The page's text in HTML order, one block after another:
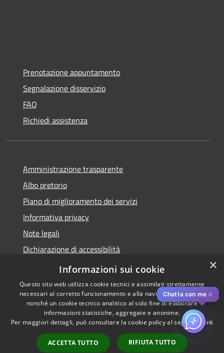
Prenotazione appuntamento
Segnalazione disservizio
FAQ
Richiedi assistenza
Amministrazione trasparente
Albo pretorio
Piano di miglioramento dei servizi
Informativa privacy
Note legali
Dichiarazione di accessibilità
Obiettivi di accessibilità per l'anno 2025
Accessibilità
Copyright © 2026 • Comune di
Rozzano • Powered by
Municipium•
Accesso
Chatta con me ✕
×
Informazioni sui cookie
Questo sito web utilizza cookie tecnici e assimilati strettamente
necessari al corretto funzionamento e alla navigazione del sito,
nonché un cookie tecnico analitico al solo fine di elaborare
informazioni statistiche, aggregate e anonime.
Per maggiori dettagli, può consultare la cookie policy al seguente link
ACCETTA TUTTO RIFIUTA TUTTO